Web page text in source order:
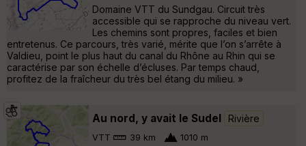
Domaine VTT du Sundgau. Circuit très
accessible qui se rapproche du niveau vert.
Les chemins sont propres, faciles et bien
entretenus. Ce parcours, très varié, mérite que l’on s’arrête à
Valdieu, point le plus haut du canal du Rhône au Rhin qui se
caractérise par son échelle d’écluses. Par temps chaud,
profitez de la fraîcheur du très bel étang du milieu. »
Au nord, y avait le Sudel Rivière
VTT 39 km 1010 m